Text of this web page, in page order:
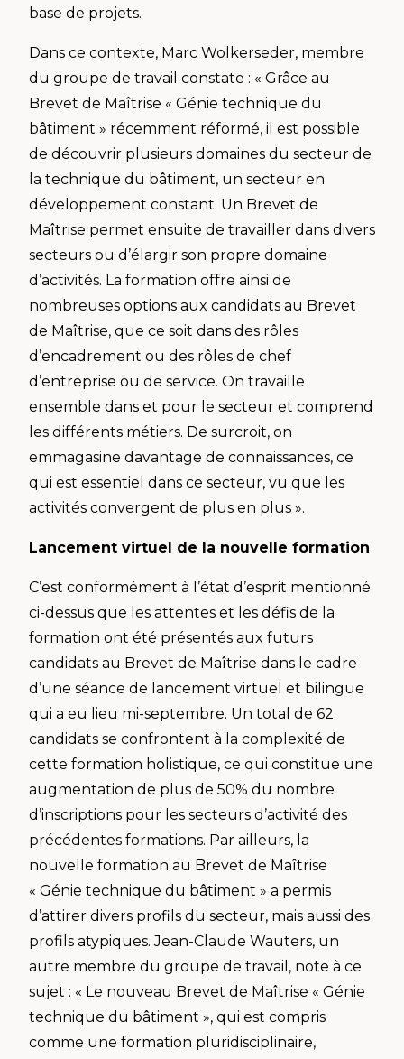
base de projets.
Dans ce contexte, Marc Wolkerseder, membre
du groupe de travail constate : « Grâce au
Brevet de Maîtrise « Génie technique du
bâtiment » récemment réformé, il est possible
de découvrir plusieurs domaines du secteur de
la technique du bâtiment, un secteur en
développement constant. Un Brevet de
Maîtrise permet ensuite de travailler dans divers
secteurs ou d’élargir son propre domaine
d’activités. La formation offre ainsi de
nombreuses options aux candidats au Brevet
de Maîtrise, que ce soit dans des rôles
d’encadrement ou des rôles de chef
d’entreprise ou de service. On travaille
ensemble dans et pour le secteur et comprend
les différents métiers. De surcroit, on
emmagasine davantage de connaissances, ce
qui est essentiel dans ce secteur, vu que les
activités convergent de plus en plus ».
Lancement virtuel de la nouvelle formation
C’est conformément à l’état d’esprit mentionné
ci-dessus que les attentes et les défis de la
formation ont été présentés aux futurs
candidats au Brevet de Maîtrise dans le cadre
d’une séance de lancement virtuel et bilingue
qui a eu lieu mi-septembre. Un total de 62
candidats se confrontent à la complexité de
cette formation holistique, ce qui constitue une
augmentation de plus de 50% du nombre
d’inscriptions pour les secteurs d’activité des
précédentes formations. Par ailleurs, la
nouvelle formation au Brevet de Maîtrise
« Génie technique du bâtiment » a permis
d’attirer divers profils du secteur, mais aussi des
profils atypiques. Jean-Claude Wauters, un
autre membre du groupe de travail, note à ce
sujet : « Le nouveau Brevet de Maîtrise « Génie
technique du bâtiment », qui est compris
comme une formation pluridisciplinaire,